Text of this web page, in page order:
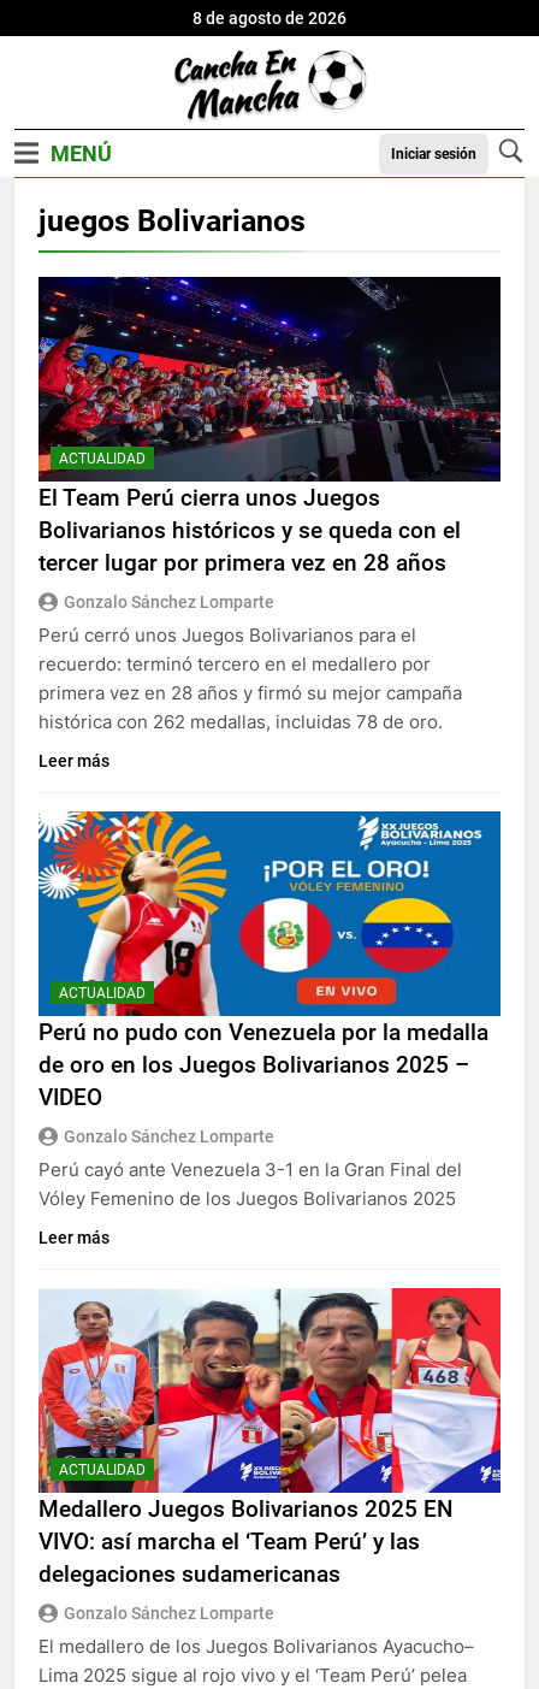
8 de agosto de 2026
Iniciar sesión
juegos Bolivarianos
ACTUALIDAD
El Team Perú cierra unos Juegos
Bolivarianos históricos y se queda con el
tercer lugar por primera vez en 28 años
Gonzalo Sánchez Lomparte
Perú cerró unos Juegos Bolivarianos para el
recuerdo: terminó tercero en el medallero por
primera vez en 28 años y firmó su mejor campaña
histórica con 262 medallas, incluidas 78 de oro.
Leer más
ACTUALIDAD
Perú no pudo con Venezuela por la medalla
de oro en los Juegos Bolivarianos 2025 –
VIDEO
Gonzalo Sánchez Lomparte
Perú cayó ante Venezuela 3-1 en la Gran Final del
Vóley Femenino de los Juegos Bolivarianos 2025
Leer más
ACTUALIDAD
Medallero Juegos Bolivarianos 2025 EN
VIVO: así marcha el ‘Team Perú’ y las
delegaciones sudamericanas
Gonzalo Sánchez Lomparte
El medallero de los Juegos Bolivarianos Ayacucho–
Lima 2025 sigue al rojo vivo y el ‘Team Perú’ pelea